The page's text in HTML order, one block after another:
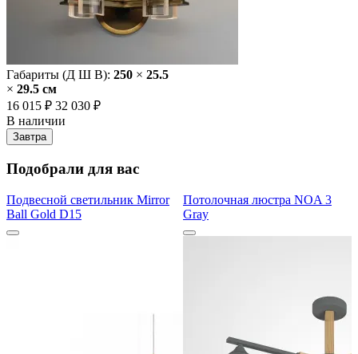
Габариты (Д Ш В): 250 × 25.5
× 29.5 cм
16 015 ₽ 32 030 ₽
В наличии
Завтра
Подобрали для вас
Подвесной светильник Mirror
Ball Gold D15
Потолочная люстра NOA 3
Gray